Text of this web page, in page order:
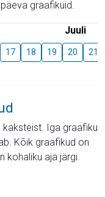
graafikuid.
Juuli
17 18 19 20 21
kaksteist. Iga graafiku
Kõik graafikud on
kohaliku aja järgi.